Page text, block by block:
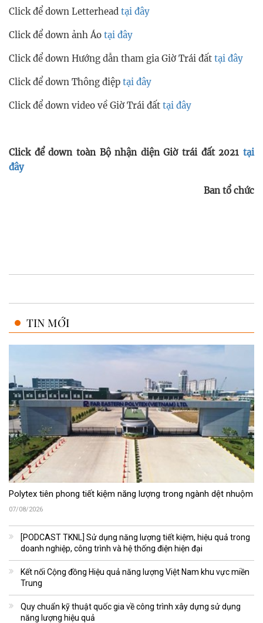
Click để down Letterhead tại đây
Click để down ảnh Áo tại đây
Click để down Hướng dẫn tham gia Giờ Trái đất tại đây
Click để down Thông điệp tại đây
Click để down video về Giờ Trái đất tại đây
Click để down toàn Bộ nhận diện Giờ trái đất 2021 tại
đây
Ban tổ chức
TIN MỚI
Polytex tiên phong tiết kiệm năng lượng trong ngành dệt nhuộm
07/08/2026
[PODCAST TKNL] Sử dụng năng lượng tiết kiệm, hiệu quả trong
doanh nghiệp, công trình và hệ thống điện hiện đại
Kết nối Cộng đồng Hiệu quả năng lượng Việt Nam khu vực miền
Trung
Quy chuẩn kỹ thuật quốc gia về công trình xây dựng sử dụng
năng lượng hiệu quả